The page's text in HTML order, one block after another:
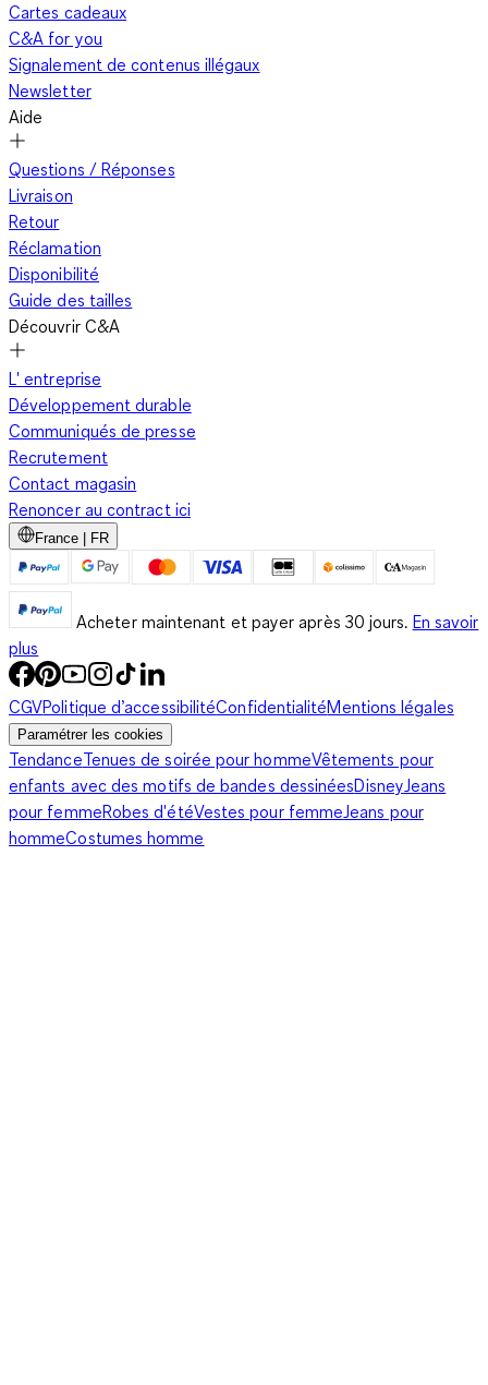
Cartes cadeaux
C&A for you
Signalement de contenus illégaux
Newsletter
Aide
Questions / Réponses
Livraison
Retour
Réclamation
Disponibilité
Guide des tailles
Découvrir C&A
L' entreprise
Développement durable
Communiqués de presse
Recrutement
Contact magasin
Renoncer au contract ici
France | FR
Acheter maintenant et payer après 30 jours. En savoir
plus
CGVPolitique d’accessibilitéConfidentialitéMentions légales
Paramétrer les cookies
TendanceTenues de soirée pour hommeVêtements pour
enfants avec des motifs de bandes dessinéesDisneyJeans
pour femmeRobes d'étéVestes pour femmeJeans pour
hommeCostumes homme